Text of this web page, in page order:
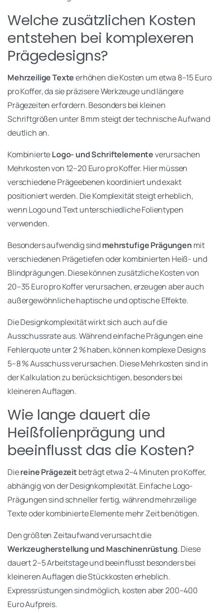
Welche zusätzlichen Kosten
entstehen bei komplexeren
Prägedesigns?
Mehrzeilige Texteerhöhen die Kosten um etwa 8–15 Euro
pro Koffer, da sie präzisere Werkzeuge und längere
Prägezeiten erfordern. Besonders bei kleinen
Schriftgrößen unter 8 mm steigt der technische Aufwand
deutlich an.
KombinierteLogo- und Schriftelementeverursachen
Mehrkosten von 12–20 Euro pro Koffer. Hier müssen
verschiedene Prägeebenen koordiniert und exakt
positioniert werden. Die Komplexität steigt erheblich,
wenn Logo und Text unterschiedliche Folientypen
verwenden.
Besonders aufwendig sindmehrstufige Prägungen mit
verschiedenen Prägetiefen oder kombinierten Heiß- und
Blindprägungen. Diese können zusätzliche Kosten von
20–35 Euro pro Koffer verursachen, erzeugen aber auch
außergewöhnliche haptische und optische Effekte.
Die Designkomplexität wirkt sich auch auf die
Ausschussrate aus. Während einfache Prägungen eine
Fehlerquote unter 2 % haben, können komplexe Designs
5–8 % Ausschuss verursachen. Diese Mehrkosten sind in
der Kalkulation zu berücksichtigen, besonders bei
kleineren Auflagen.
Wie lange dauert die
Heißfolienprägung und
beeinflusst das die Kosten?
Diereine Prägezeitbeträgt etwa 2–4 Minuten pro Koffer,
abhängig von der Designkomplexität. Einfache Logo-
Prägungen sind schneller fertig, während mehrzeilige
Texte oder kombinierte Elemente mehr Zeit benötigen.
Den größten Zeitaufwand verursacht die
Werkzeugherstellung und Maschinenrüstung. Diese
dauert 2–5 Arbeitstage und beeinflusst besonders bei
kleineren Auflagen die Stückkosten erheblich.
Expressrüstungen sind möglich, kosten aber 200–400
Euro Aufpreis.